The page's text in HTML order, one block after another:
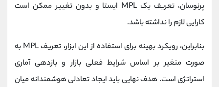
پرنوسان، تعریف یک MPL ایستا و بدون تغییر ممکن است
کارایی لازم را نداشته باشد.
بنابراین، رویکرد بهینه برای استفاده از این ابزار، تعریف MPL به‌
صورت متغیر بر اساس شرایط فعلی بازار و بازدهی آماری
استراتژی است. هدف نهایی باید ایجاد تعادلی هوشمندانه میان